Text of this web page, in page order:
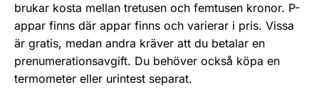
brukar kosta mellan tretusen och femtusen kronor. P-
appar finns där appar finns och varierar i pris. Vissa
är gratis, medan andra kräver att du betalar en
prenumerationsavgift. Du behöver också köpa en
termometer eller urintest separat.